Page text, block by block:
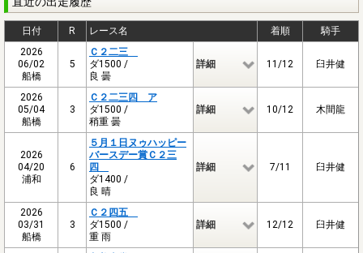
日付 R レース名 着順
騎手
2026
06/02
船橋
5
Ｃ２二三
ダ1500 /
良 曇
詳細 11/12 臼井健
2026
05/04
船橋
3
Ｃ２二三四 ア
ダ1500 /
稍重 曇
詳細 10/12 木間龍
2026
04/20
浦和
6
５月１日ヌゥハッピー
バースデー賞Ｃ２三
四
ダ1400 /
良 晴
詳細 7/11 臼井健
2026
03/31
船橋
3
Ｃ２四五
ダ1500 /
重 雨
詳細 12/12 臼井健